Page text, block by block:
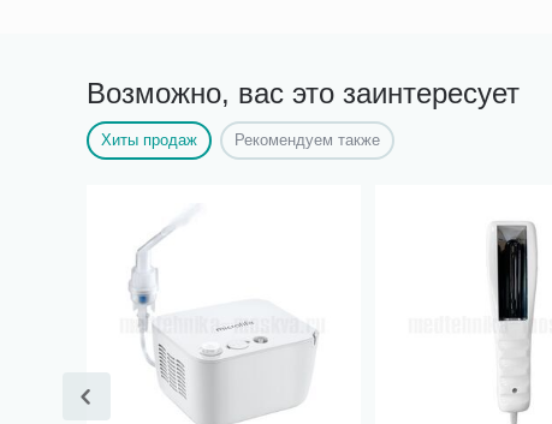
Возможно, вас это заинтересует
Хиты продаж Рекомендуем также